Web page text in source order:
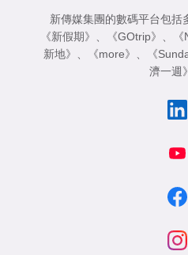
新傳媒集團的數碼平台包括
《新假期》
《GOtrip》
新地》
《more》 《
濟一週》